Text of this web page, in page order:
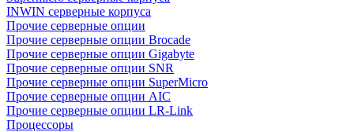
INWIN серверные корпуса
Прочие серверные опции
Прочие серверные опции Brocade
Прочие серверные опции Gigabyte
Прочие серверные опции SNR
Прочие серверные опции SuperMicro
Прочие серверные опции AIC
Прочие серверные опции LR-Link
Процессоры